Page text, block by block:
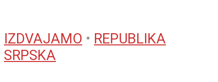
IZDVAJAMO • REPUBLIKA
SRPSKA